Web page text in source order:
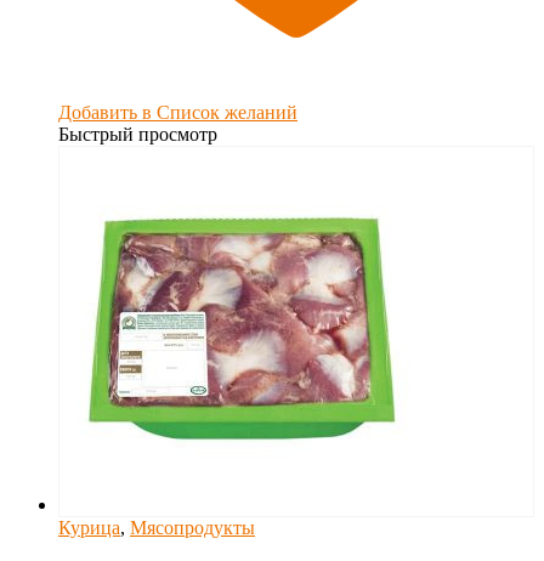
Добавить в Список желаний
Быстрый просмотр
Курица, Мясопродукты